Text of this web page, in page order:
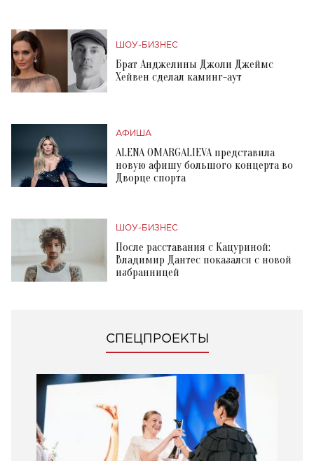
ШОУ-БИЗНЕС
Брат Анджелины Джоли Джеймс
Хейвен сделал каминг-аут
АФИША
ALENA OMARGALIEVA представила
новую афишу большого концерта во
Дворце спорта
ШОУ-БИЗНЕС
После расставания с Кацуриной:
Владимир Дантес показался с новой
избранницей
СПЕЦПРОЕКТЫ